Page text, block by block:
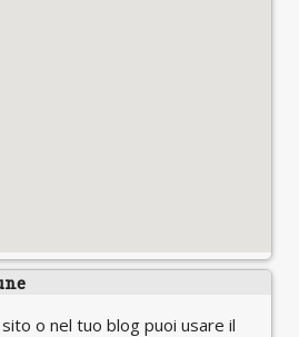
o nel tuo blog puoi usare il